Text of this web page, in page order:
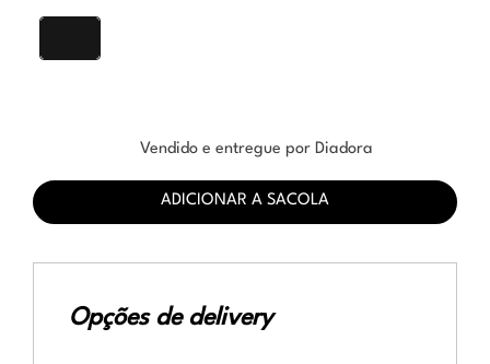
Vendido e entregue por Diadora
ADICIONAR A SACOLA
Opções de delivery